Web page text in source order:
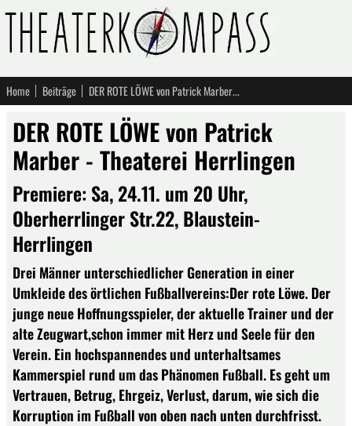
Home Beiträge DER ROTE LÖWE von Patrick Marber - Theaterei Herrlingen
DER ROTE LÖWE von Patrick
Marber - Theaterei Herrlingen
Premiere: Sa, 24.11. um 20 Uhr,
Oberherrlinger Str.22, Blaustein-
Herrlingen
​Drei Männer unterschiedlicher Generation in einer
Umkleide des örtlichen Fußballvereins:Der rote Löwe. Der
junge neue Hoffnungsspieler, der aktuelle Trainer und der
alte Zeugwart,schon immer mit Herz und Seele für den
Verein. Ein hochspannendes und unterhaltsames
Kammerspiel rund um das Phänomen Fußball. Es geht um
Vertrauen, Betrug, Ehrgeiz, Verlust, darum, wie sich die
Korruption im Fußball von oben nach unten durchfrisst.